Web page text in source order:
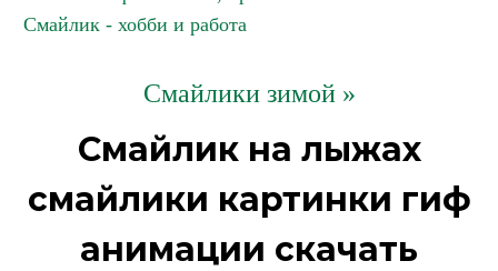
Смайлик - хобби и работа
Смайлики зимой »
Смайлик на лыжах
смайлики картинки гиф
анимации скачать